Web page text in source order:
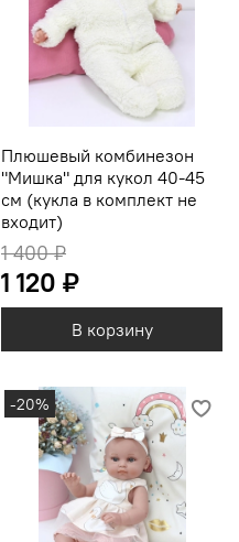
Плюшевый комбинезон
"Мишка" для кукол 40-45
см (кукла в комплект не
входит)
1 400 ₽
1 120 ₽
В корзину
-20%